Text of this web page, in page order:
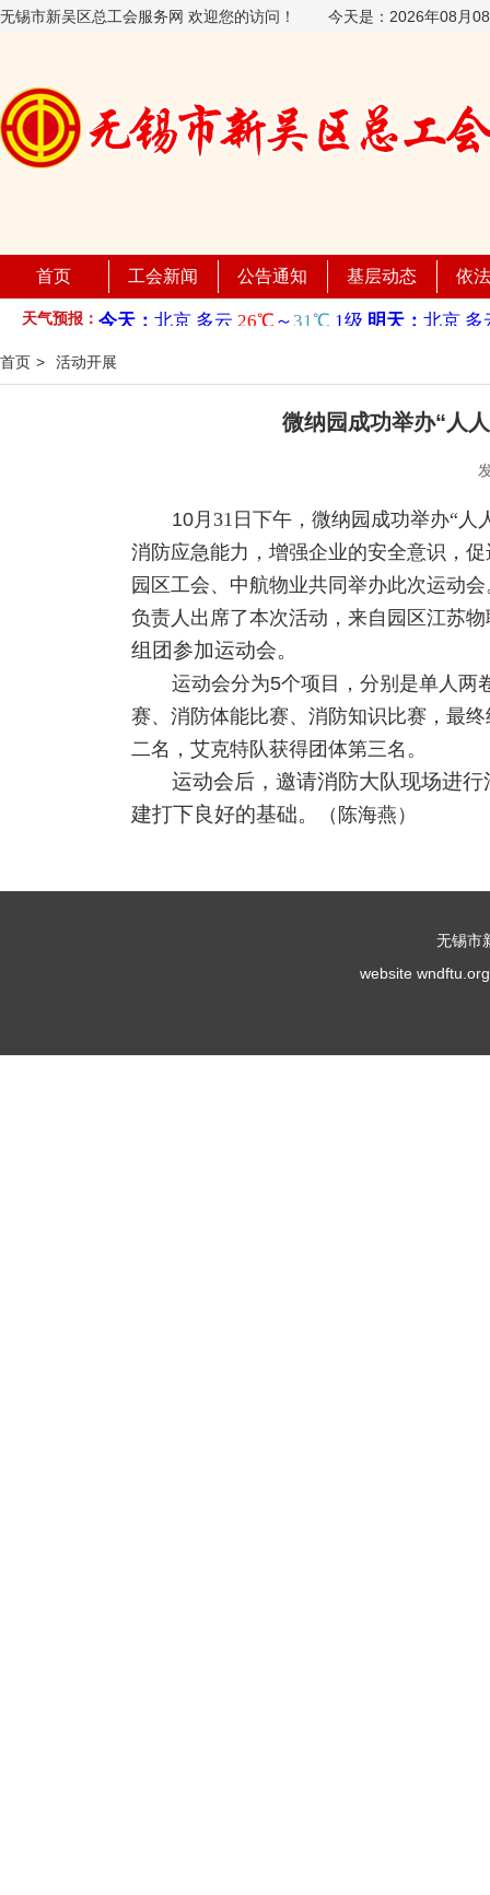
无锡市新吴区总工会服务网 欢迎您的访问！ 今天是： 2026年08月
首页 工会新闻 公告通知 基层动态 依
天气预报：
首页 > 活动开展
微纳园成功举办“人
10月 31 日下午，微纳园成功举办“人
消防应急能力，增强企业的安全意识，
园区工会、中航物业共同举办此次运动
负责人出席了本次活动，来自园区江苏
组团参加运动会。
运动会分为5个项目，分别是单人两
赛、消防体能比赛、消防知识比赛，最
二名，艾克特队获得团体第三名。
运动会后，邀请消防大队现场进
建打下良好的基础。
（陈海燕）
无锡市
website